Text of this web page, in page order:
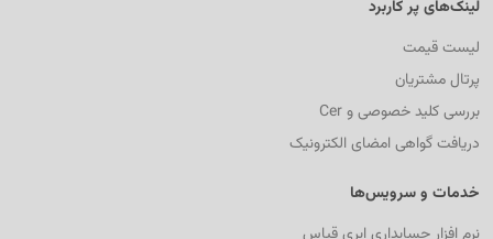
لینک‌های پر کاربرد
لیست قیمت
پرتال مشتریان
بررسی کلید خصوصی و Cer
دریافت گواهی امضای الکترونیک
خدمات و سرویس‌ها